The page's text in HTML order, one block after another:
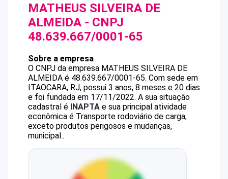
MATHEUS SILVEIRA DE
ALMEIDA - CNPJ
48.639.667/0001-65
Sobre a empresa
O CNPJ da empresa MATHEUS SILVEIRA DE
ALMEIDA é 48.639.667/0001-65. Com sede em
ITAOCARA, RJ, possui 3 anos, 8 meses e 20 dias
e foi fundada em 17/11/2022. A sua situação
cadastral é INAPTA e sua principal atividade
econômica é Transporte rodoviário de carga,
exceto produtos perigosos e mudanças,
municipal..